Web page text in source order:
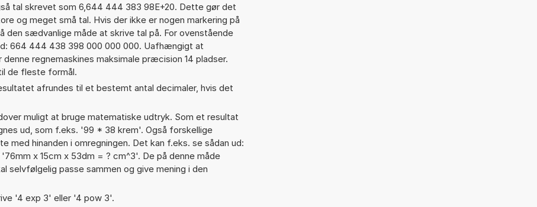
tal skrevet som 6,644 444 383 98E+20. Dette gør det
og meget små tal. Hvis der ikke er nogen markering på
sædvanlige måde at skrive tal på. For ovenstående
664 444 438 398 000 000 000. Uafhængigt at
regnemaskines maksimale præcision 14 pladser.
de fleste formål.
afrundes til et bestemt antal decimaler, hvis det
muligt at bruge matematiske udtryk. Som et resultat
ud, som f.eks. '99 * 38 krem'. Også forskellige
med hinanden i omregningen. Det kan f.eks. se sådan ud:
x 15cm x 53dm = ? cm^3'. De på denne måde
selvfølgelig passe sammen og give mening i den
'4 exp 3' eller '4 pow 3'.